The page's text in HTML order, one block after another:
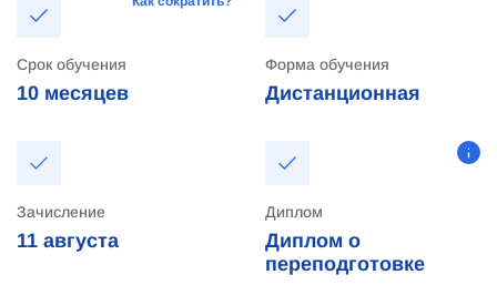
Срок обучения
10 месяцев
Форма обучения
Дистанционная
Зачисление
11 августа
Диплом
Диплом о
переподготовке